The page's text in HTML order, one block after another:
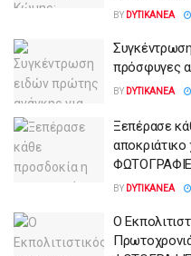
BY DYTIKANEA
πρόσφυγες
BY DYTIKANEA
Ξεπέρασε
BY DYTIKANEA
Ο